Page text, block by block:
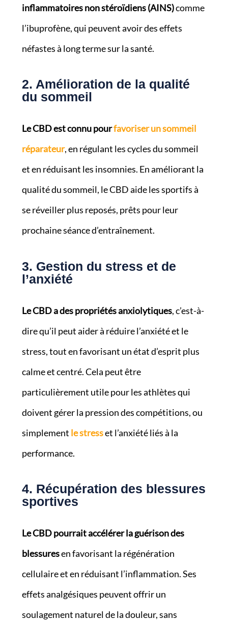
inflammatoires non stéroïdiens (AINS)comme
l’ibuprofène, qui peuvent avoir des effets
néfastes à long terme sur la santé.
2. Amélioration de la qualité
du sommeil
Le CBD est connu pourfavoriser un sommeil
réparateur, en régulant les cycles du sommeil
et en réduisant les insomnies. En améliorant la
qualité du sommeil, le CBD aide les sportifs à
se réveiller plus reposés, prêts pour leur
prochaine séance d’entraînement.
3. Gestion du stress et de
l’anxiété
Le CBD a des propriétés anxiolytiques, c’est-à-
dire qu’il peut aider à réduire l’anxiété et le
stress, tout en favorisant un état d’esprit plus
calme et centré. Cela peut être
particulièrement utile pour les athlètes qui
doivent gérer la pression des compétitions, ou
simplement le stresset l’anxiété liés à la
performance.
4. Récupération des blessures
sportives
Le CBD pourrait accélérer la guérison des
blessuresen favorisant la régénération
cellulaire et en réduisant l’inflammation. Ses
effets analgésiques peuvent offrir un
soulagement naturel de la douleur, sans